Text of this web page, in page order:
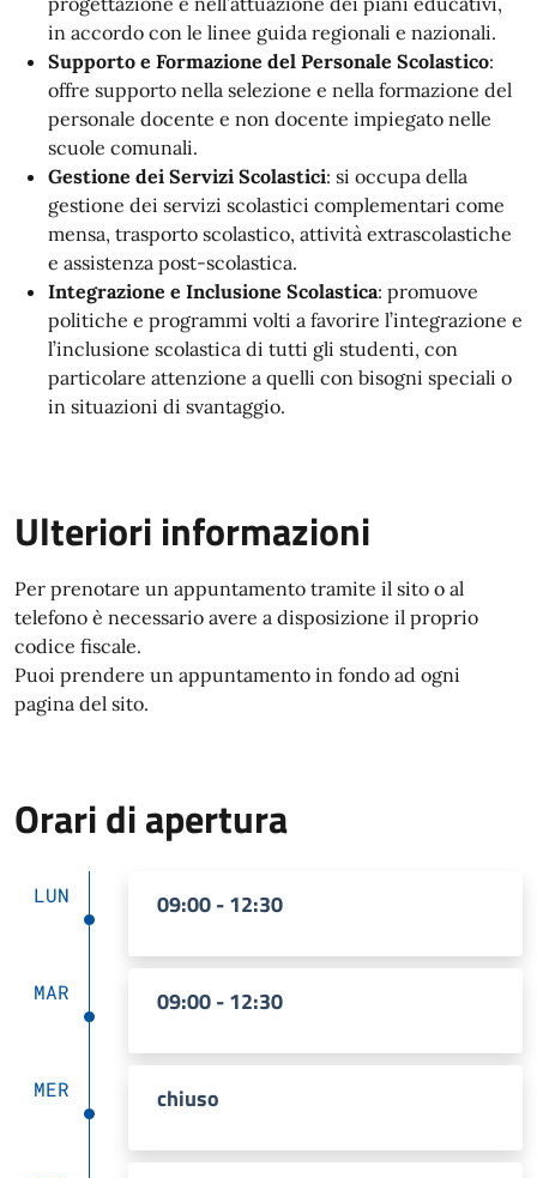
in accordo con le linee guida regionali e nazionali.
Supporto e Formazione del Personale Scolastico:
offre supporto nella selezione e nella formazione del
personale docente e non docente impiegato nelle
scuole comunali.
Gestione dei Servizi Scolastici: si occupa della
gestione dei servizi scolastici complementari come
mensa, trasporto scolastico, attività extrascolastiche
e assistenza post-scolastica.
Integrazione e Inclusione Scolastica: promuove
politiche e programmi volti a favorire l’integrazione e
l’inclusione scolastica di tutti gli studenti, con
particolare attenzione a quelli con bisogni speciali o
in situazioni di svantaggio.
Ulteriori informazioni
Per prenotare un appuntamento tramite il sito o al
telefono è necessario avere a disposizione il proprio
codice fiscale.
Puoi prendere un appuntamento in fondo ad ogni
pagina del sito.
Orari di apertura
LUN 09:00 - 12:30
MAR 09:00 - 12:30
MER chiuso